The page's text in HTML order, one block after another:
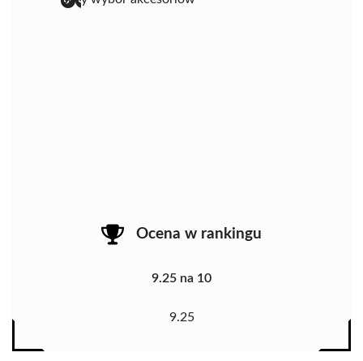
Ocena w rankingu
9.25 na 10
9.25